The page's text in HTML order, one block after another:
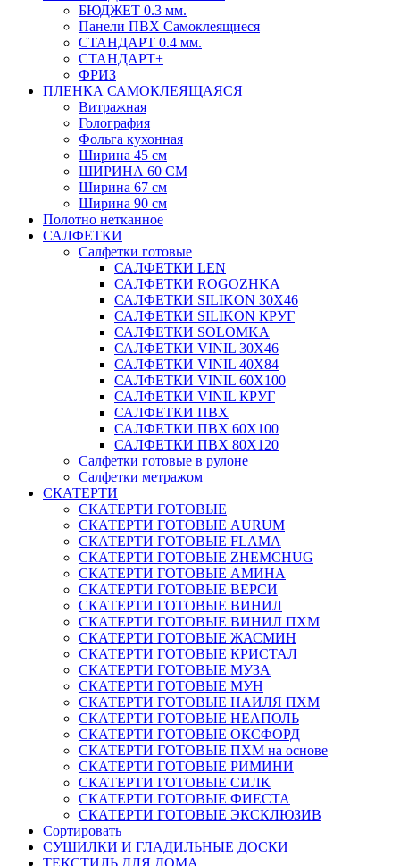
БЮДЖЕТ 0.3 мм.
Панели ПВХ Самоклеящиеся
СТАНДАРТ 0.4 мм.
СТАНДАРТ+
ФРИЗ
ПЛЕНКА САМОКЛЕЯЩАЯСЯ
Витражная
Голография
Фольга кухонная
Ширина 45 см
ШИРИНА 60 СМ
Ширина 67 см
Ширина 90 см
Полотно нетканное
САЛФЕТКИ
Салфетки готовые
САЛФЕТКИ LEN
САЛФЕТКИ ROGOZHKA
САЛФЕТКИ SILIKON 30Х46
САЛФЕТКИ SILIKON КРУГ
САЛФЕТКИ SOLOMKA
САЛФЕТКИ VINIL 30Х46
САЛФЕТКИ VINIL 40Х84
САЛФЕТКИ VINIL 60Х100
САЛФЕТКИ VINIL КРУГ
САЛФЕТКИ ПВХ
САЛФЕТКИ ПВХ 60Х100
САЛФЕТКИ ПВХ 80Х120
Салфетки готовые в рулоне
Салфетки метражом
СКАТЕРТИ
СКАТЕРТИ ГОТОВЫЕ
СКАТЕРТИ ГОТОВЫЕ AURUM
СКАТЕРТИ ГОТОВЫЕ FLAMA
СКАТЕРТИ ГОТОВЫЕ ZHEMCHUG
СКАТЕРТИ ГОТОВЫЕ АМИНА
СКАТЕРТИ ГОТОВЫЕ ВЕРСИ
СКАТЕРТИ ГОТОВЫЕ ВИНИЛ
СКАТЕРТИ ГОТОВЫЕ ВИНИЛ ПХМ
СКАТЕРТИ ГОТОВЫЕ ЖАСМИН
СКАТЕРТИ ГОТОВЫЕ КРИСТАЛ
СКАТЕРТИ ГОТОВЫЕ МУЗА
СКАТЕРТИ ГОТОВЫЕ МУН
СКАТЕРТИ ГОТОВЫЕ НАИЛЯ ПХМ
СКАТЕРТИ ГОТОВЫЕ НЕАПОЛЬ
СКАТЕРТИ ГОТОВЫЕ ОКСФОРД
СКАТЕРТИ ГОТОВЫЕ ПХМ на основе
СКАТЕРТИ ГОТОВЫЕ РИМИНИ
СКАТЕРТИ ГОТОВЫЕ СИЛК
СКАТЕРТИ ГОТОВЫЕ ФИЕСТА
СКАТЕРТИ ГОТОВЫЕ ЭКСКЛЮЗИВ
Сортировать
СУШИЛКИ И ГЛАДИЛЬНЫЕ ДОСКИ